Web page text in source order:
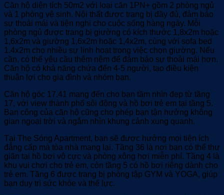
Căn hộ diện tích 50m2 với loại căn 1PN+ gồm 2 phòng ngủ
và 1 phòng vệ sinh. Nội thất được trang bị đầy đủ, đảm bảo
sự thoải mái và tiện nghi cho cuộc sống hàng ngày. Mỗi
phòng ngủ được trang bị giường có kích thước 1,8x2m hoặc
1,6x2m và giường 1,6x2m hoặc 1,4x2m, cùng với sofa bed
1.4x2m cho nhiều sự linh hoạt trong việc chọn giường. Nếu
cần, có thể yêu cầu thêm nệm để đảm bảo sự thoải mái hơn.
Căn hộ có khả năng chứa đến 4-5 người, tạo điều kiện
thuận lợi cho gia đình và nhóm bạn.
Căn hộ góc 17.41 mang đến cho bạn tầm nhìn đẹp từ tầng
17, với view thành phố sôi động và hồ bơi trẻ em tại tầng 5.
Ban công của căn hộ cũng cho phép bạn tận hưởng không
gian ngoại trời và ngắm nhìn khung cảnh xung quanh.
Tại The Sóng Apartment, bạn sẽ được hưởng mọi tiện ích
đẳng cấp mà tòa nhà mang lại. Tầng 36 là nơi bạn có thể thư
giãn tại hồ bơi vô cực và phòng xông hơi miễn phí. Tầng 4 là
khu vui chơi cho trẻ em, còn tầng 5 có hồ bơi riêng dành cho
trẻ em. Tầng 6 được trang bị phòng tập GYM và YOGA, giúp
bạn duy trì sức khỏe và thể lực.